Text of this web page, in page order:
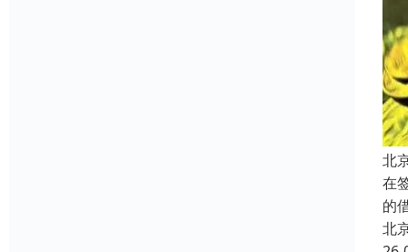
北
在
的
北